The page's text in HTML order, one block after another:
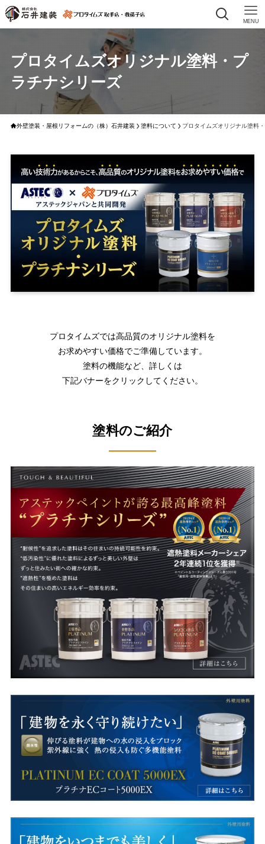
MENU
プロタイムズオリジナル塗料・プ
ラチナシリーズ
外壁塗装・屋根リフォームの（株）石井建装 塗料について プロタイムズオリジナル塗料
プロタイムズでは高品質のオリジナル塗料を
お求めやすい価格でご準備しています。
塗料の機能など、詳しくは
下記バナーをクリックしてください。
塗料のご紹介